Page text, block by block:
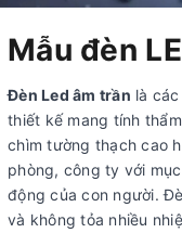
Mẫu đèn
Đèn Led âm trần là
thiết kế mang tính
chìm tường thạch cao
phòng, công ty với
động của con người.
và không tỏa nhiều